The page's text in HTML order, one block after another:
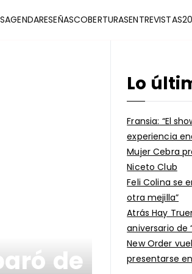
AGENDARESEÑASCOBERTURASENTREVISTAS
de
Lo
Fransia: “El
experiencia
Mujer Cebra
Niceto Club
Feli Colina se
otra mejilla”
Atrás Hay
aniversario de
New Order
presentarse